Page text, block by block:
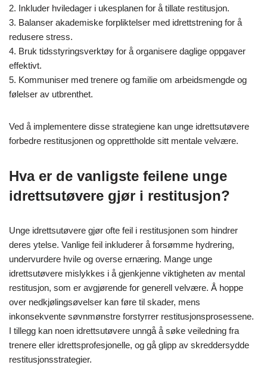
2. Inkluder hviledager i ukesplanen for å tillate restitusjon.
3. Balanser akademiske forpliktelser med idrettstrening for å
redusere stress.
4. Bruk tidsstyringsverktøy for å organisere daglige oppgaver
effektivt.
5. Kommuniser med trenere og familie om arbeidsmengde og
følelser av utbrenthet.
Ved å implementere disse strategiene kan unge idrettsutøvere
forbedre restitusjonen og opprettholde sitt mentale velvære.
Hva er de vanligste feilene unge
idrettsutøvere gjør i restitusjon?
Unge idrettsutøvere gjør ofte feil i restitusjonen som hindrer
deres ytelse. Vanlige feil inkluderer å forsømme hydrering,
undervurdere hvile og overse ernæring. Mange unge
idrettsutøvere mislykkes i å gjenkjenne viktigheten av mental
restitusjon, som er avgjørende for generell velvære. Å hoppe
over nedkjølingsøvelser kan føre til skader, mens
inkonsekvente søvnmønstre forstyrrer restitusjonsprosessene.
I tillegg kan noen idrettsutøvere unngå å søke veiledning fra
trenere eller idrettsprofesjonelle, og gå glipp av skreddersydde
restitusjonsstrategier.